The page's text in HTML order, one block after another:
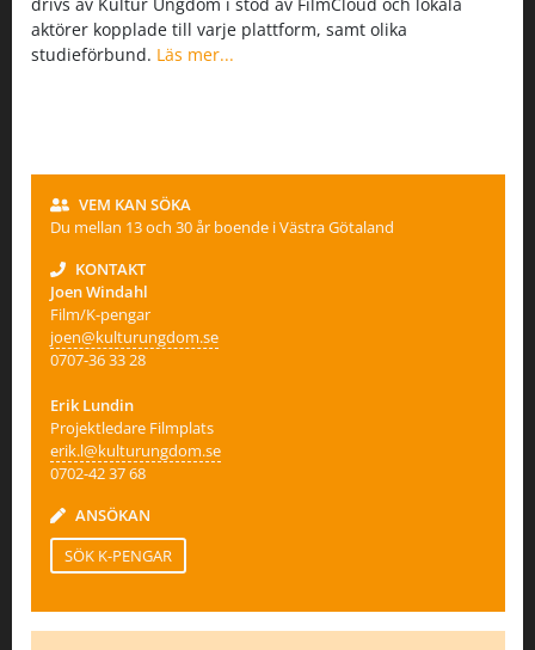
aktörer kopplade till varje plattform, samt olika
studieförbund. Läs mer...
VEM KAN SÖKA
Du mellan 13 och 30 år boende i Västra Götaland
KONTAKT
Joen Windahl
Film/K-pengar
joen@kulturungdom.se
0707-36 33 28
Erik Lundin
Projektledare Filmplats
erik.l@kulturungdom.se
0702-42 37 68
ANSÖKAN
SÖK K-PENGAR